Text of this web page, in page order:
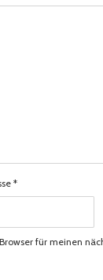
*
für meinen